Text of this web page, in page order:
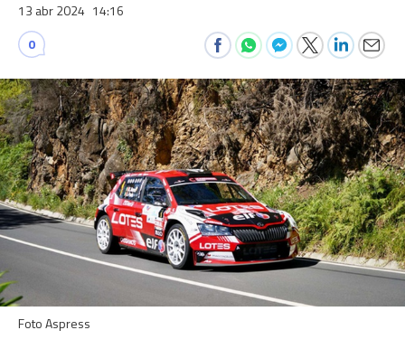
13 abr 2024 14:16
0
Foto Aspress